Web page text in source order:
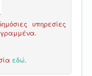
υπηρεσίες
εδώ.